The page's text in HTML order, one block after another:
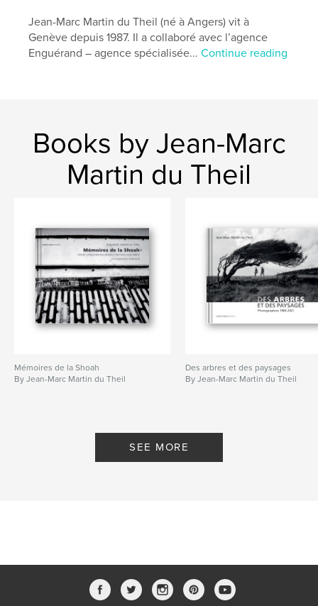
Jean-Marc Martin du Theil (né à Angers) vit à
Genève depuis 1987. Il a collaboré avec l’agence
Enguérand – agence spécialisée...Continue reading
Books by Jean-Marc
Martin du Theil
Mémoires de la Shoah
By Jean-Marc Martin du Theil
Des arbres et des paysages
By Jean-Marc Martin du Theil
SEE MORE